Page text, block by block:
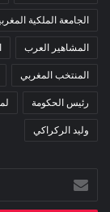
الجامعة الملكية
المشاهير العرب
المنتخب المغربي
رئيس الحكومة
وليد الركراكي
أدخل
بريدك